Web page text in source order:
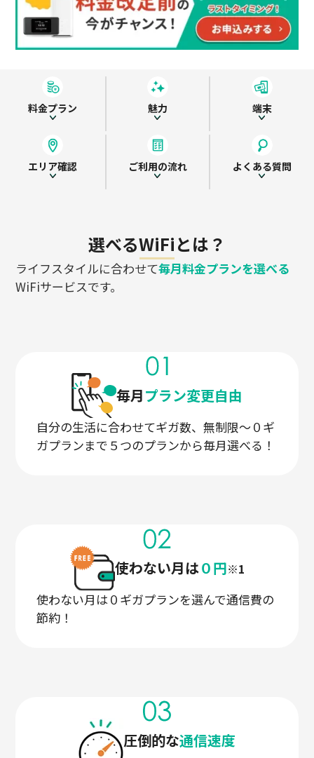
料金プラン 魅力 端末
エリア確認 ご利用の流れ よくある質問
選べるWiFiとは？
ライフスタイルに合わせて毎月料金プランを選べる
WiFiサービスです。
毎月プラン変更自由
自分の生活に合わせてギガ数、無制限～０ギ
ガプランまで５つのプランから毎月選べる！
使わない月は０円※1
使わない月は０ギガプランを選んで通信費の
節約！
圧倒的な通信速度